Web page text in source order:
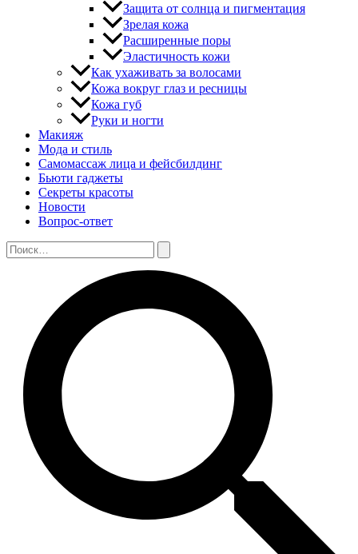
Защита от солнца и пигментация
Зрелая кожа
Расширенные поры
Эластичность кожи
Как ухаживать за волосами
Кожа вокруг глаз и ресницы
Кожа губ
Руки и ногти
Макияж
Мода и стиль
Самомассаж лица и фейсбилдинг
Бьюти гаджеты
Секреты красоты
Новости
Вопрос-ответ
Поиск: